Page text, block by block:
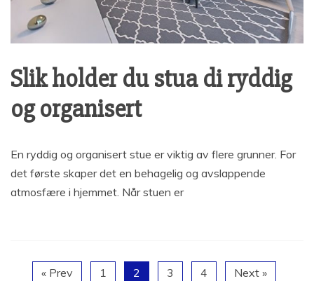
Slik holder du stua di ryddig
og organisert
En ryddig og organisert stue er viktig av flere grunner. For
det første skaper det en behagelig og avslappende
atmosfære i hjemmet. Når stuen er
« Prev 1 2 3 4 Next »